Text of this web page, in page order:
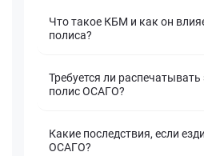
Что такое КБМ и как он
полиса?
Требуется ли
полис ОСАГО?
Какие последствия, если
ОСАГО?